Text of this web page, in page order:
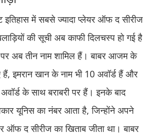
इतिहास में सबसे ज्यादा प्लेयर ऑफ द सीरीज
की सूची अब काफी दिलचस्प हो गई है
अब तीन नाम शामिल हैं। बाबर आजम के
हैं, इमरान खान के नाम भी 10 अवॉर्ड हैं और
के साथ बराबरी पर हैं। इनके बाद
यूनिस का नंबर आता है, जिन्होंने अपने
ऑफ द सीरीज का खिताब जीता था। बाबर